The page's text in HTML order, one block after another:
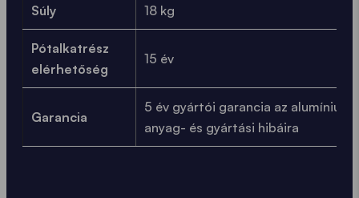
Súly 18 kg
Pótalkatrész
elérhetőség
15 év
Garancia
5 év gyártói garancia az
anyag- és gyártási hibáira